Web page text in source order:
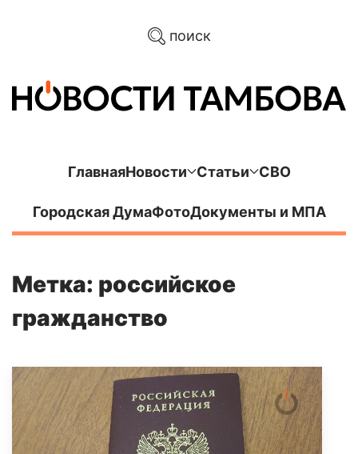
поиск
ГлавнаяНовости Статьи СВО
Городская ДумаФотоДокументы и МПА
Метка: российское
гражданство